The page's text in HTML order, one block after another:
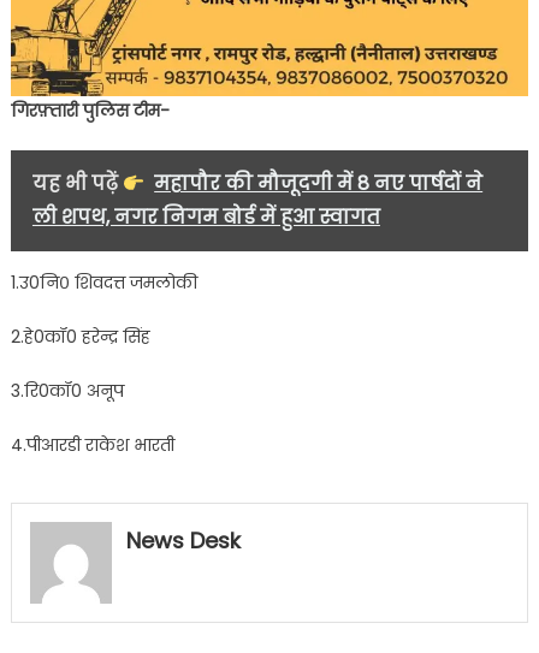
गिरफ़्तारी पुलिस टीम-
यह भी पढ़ें
महापौर की मौजूदगी में 8 नए पार्षदों ने
ली शपथ, नगर निगम बोर्ड में हुआ स्वागत
1.उ0नि० शिवदत्त जमलोकी
2.हे0कॉ0 हरेन्द्र सिंह
3.रि0कॉ0 अनूप
4.पीआरडी राकेश भारती
News Desk